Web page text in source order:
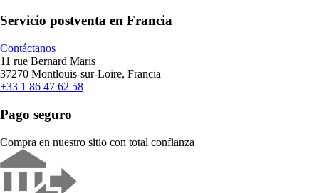
Servicio postventa en Francia
Contáctanos
11 rue Bernard Maris
37270 Montlouis-sur-Loire, Francia
+33 1 86 47 62 58
Pago seguro
Compra en nuestro sitio con total confianza